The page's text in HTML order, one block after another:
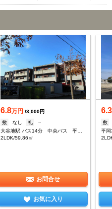
6.8万円 /3,000円
敷
なし 礼
--
2LDK/59.86㎡
お問合せ
お気に入り
6.3
敷
平